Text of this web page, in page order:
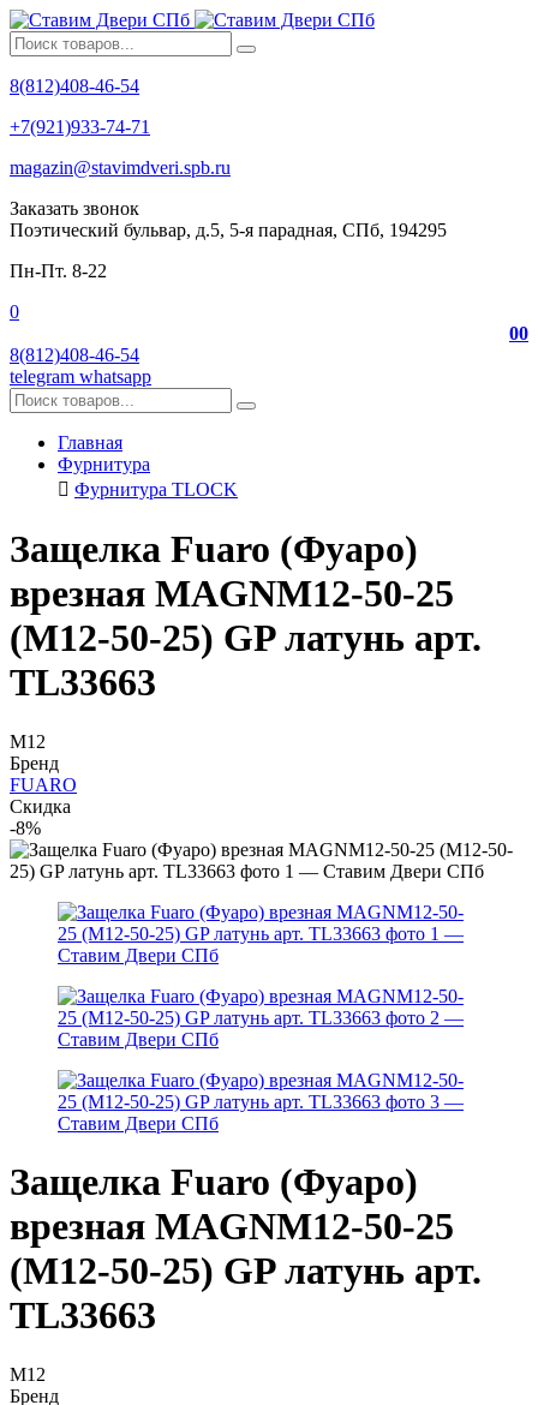
8(812)408-46-54
+7(921)933-74-71
magazin@stavimdveri.spb.ru
Заказать звонок
Поэтический бульвар, д.5, 5-я парадная, СПб, 194295
Пн-Пт. 8-22
0
00
8(812)408-46-54
telegram whatsapp
Главная
Фурнитура
Фурнитура TLOCK
Защелка Fuaro (Фуаро)
врезная MAGNM12-50-25
(M12-50-25) GP латунь арт.
TL33663
M12
Бренд
FUARO
Скидка
-8%
Защелка Fuaro (Фуаро)
врезная MAGNM12-50-25
(M12-50-25) GP латунь арт.
TL33663
M12
Бренд